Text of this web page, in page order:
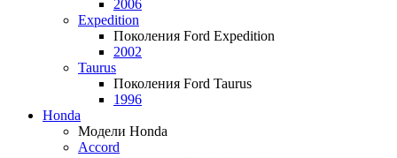
2006
Expedition
Поколения Ford Expedition
2002
Taurus
Поколения Ford Taurus
1996
Honda
Модели Honda
Accord